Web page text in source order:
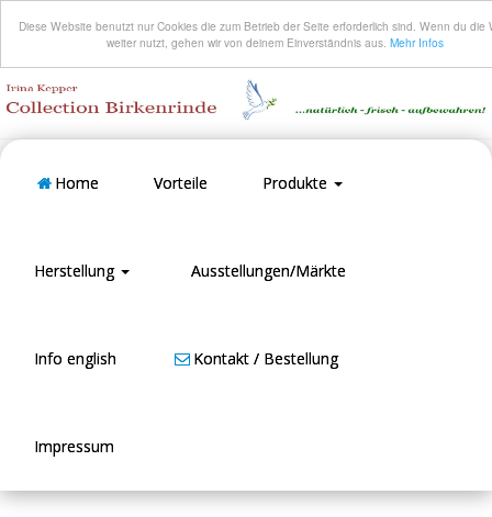
Diese Website benutzt nur Cookies die zum Betrieb der Seite erforderlich sind. Wenn du die
weiter nutzt, gehen wir von deinem Einverständnis aus. Mehr Infos
Home Vorteile Produkte
Herstellung Ausstellungen/Märkte
Info english Kontakt / Bestellung
Impressum